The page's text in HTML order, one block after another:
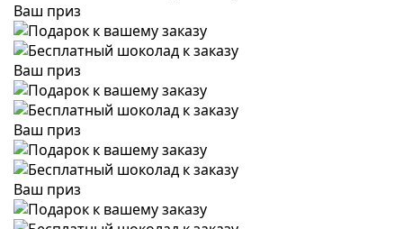
Ваш приз
Ваш приз
Ваш приз
Ваш приз